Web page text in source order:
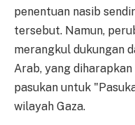
penentuan nasib
tersebut. Namun,
merangkul dukungan
Arab, yang
pasukan untuk
wilayah Gaza.